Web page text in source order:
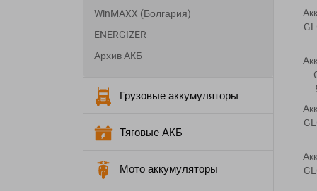
WinMAXX (Болгария)
ENERGIZER
Архив АКБ
Грузовые аккумуляторы
Тяговые АКБ
Мото аккумуляторы